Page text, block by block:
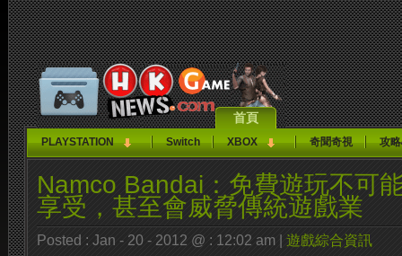
首頁
PLAYSTATION Switch XBOX 奇聞奇視 攻
Namco Bandai：免費遊玩不可
享受，甚至會威脅傳統遊戲業
Posted : Jan - 20 - 2012 @ : 12:02 am | 遊戲綜合資訊